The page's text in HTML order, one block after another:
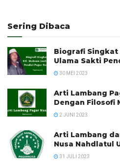
Sering Dibaca
Biografi Singkat
Ulama Sakti
30 MEI 2023
Arti Lambang
Dengan Filosofi
2 JUNI 2023
Arti Lambang
Nusa Nahdlatul
31 JULI 2023